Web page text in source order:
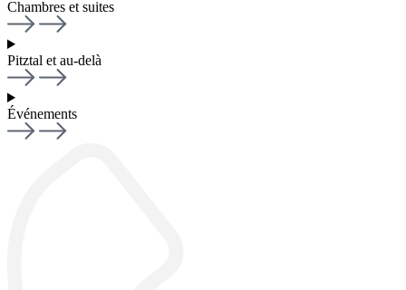
Chambres et suites
Pitztal et au-delà
Événements